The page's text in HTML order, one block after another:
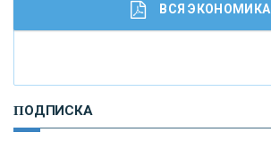
И
сохранения и увеличения капитала
ВСЯ ЭКОНОМИКА
ПОДПИСКА